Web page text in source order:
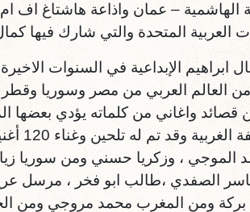
الهاشمية – عمان واذاعة هاشتاغ اف
العربية المتحدة والتي شارك فيها
ابراهيم الإبداعية في السنوات
من العالم العربي من مصر وسوريا
قصائد واغاني من كلماته يؤدي بعضها
الموجي ، وزكريا حسني ومن سوريا
ياسر الصفدي ،طالب ابو فخر ، مرسل
ومن المغرب محمد مروجي ومن